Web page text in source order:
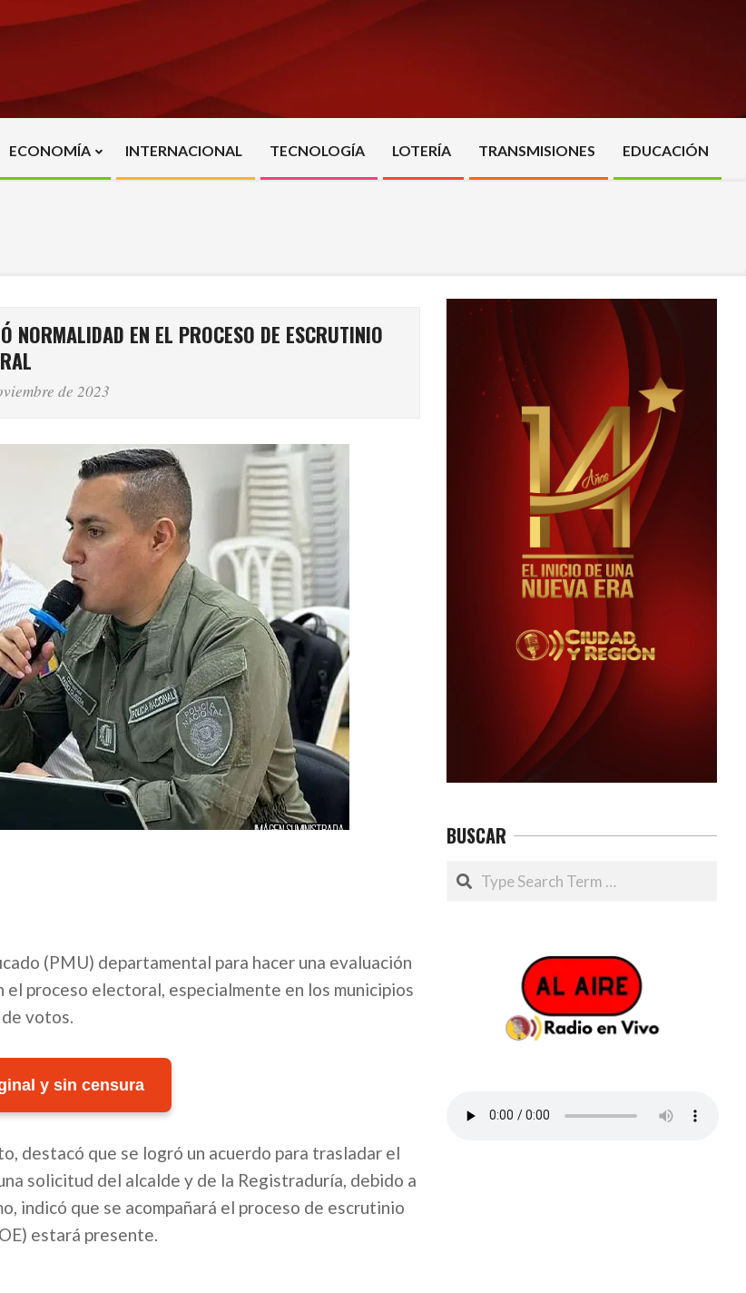
Primary
Navigation
ECONOMÍA INTERNACIONAL TECNOLOGÍA LOTERÍA TRANSMISIONES EDUCACIÓN
NORMALIDAD EN EL PROCESO DE ESCRUTINIO
de 2023
(PMU) departamental para hacer una evaluación
proceso electoral, especialmente en los municipios
votos.
y sin censura
destacó que se logró un acuerdo para trasladar el
solicitud del alcalde y de la Registraduría, debido a
indicó que se acompañará el proceso de escrutinio
estará presente.
BUSCAR
Search